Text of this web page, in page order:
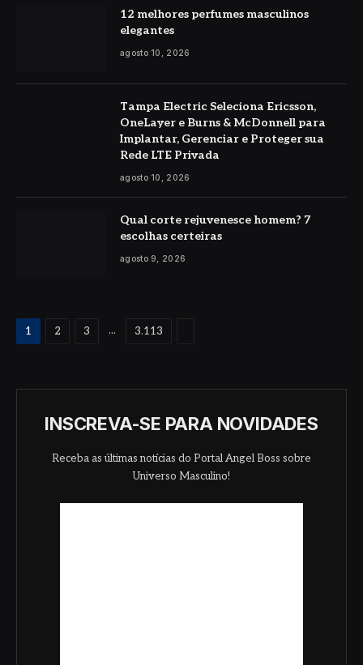
12 melhores perfumes masculinos
elegantes
agosto 10, 2026
Tampa Electric Seleciona Ericsson,
OneLayer e Burns & McDonnell para
Implantar, Gerenciar e Proteger sua
Rede LTE Privada
agosto 10, 2026
Qual corte rejuvenesce homem? 7
escolhas certeiras
agosto 9, 2026
1 2 3 ... 3.113
INSCREVA-SE PARA NOVIDADES
Receba as últimas notícias do Portal Angel Boss sobre
Universo Masculino!